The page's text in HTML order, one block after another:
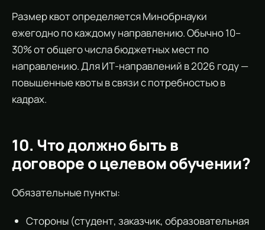
Размер квот определяется Минобрнауки
ежегодно по каждому направлению. Обычно 10–
30% от общего числа бюджетных мест по
направлению. Для ИТ-направлений в 2026 году —
повышенные квоты в связи с потребностью в
кадрах.
10. Что должно быть в
договоре о целевом обучении?
Обязательные пункты:
Стороны (студент, заказчик, образовательная